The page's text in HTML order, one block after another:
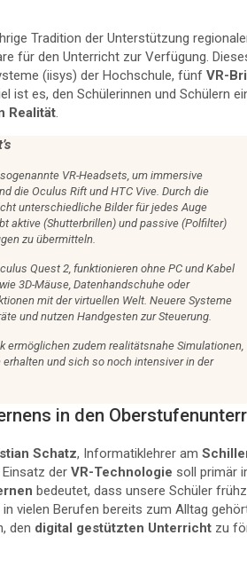
Tradition der Unterstützung
für den Unterricht zur Verfügung.
(iisys) der Hochschule, fünf VR-
ist es, den Schülerinnen und Schülern
Realität
VR-Headsets, um immersive
die Oculus Rift und HTC Vive. Durch die
unterschiedliche Bilder für jedes Auge
aktive (Shutterbrillen) und passive (Polfilter)
zu übermitteln.
Quest 2, funktionieren ohne PC und Kabel
3D-Mäuse, Datenhandschuhe oder
mit der virtuellen Welt. Neuere Systeme
und nutzen Handgesten zur Steuerung.
ermöglichen zudem realitätsnahe Simulationen,
und sich so noch intensiver in der
in den
Schatz, Informatiklehrer am
Einsatz der VR-Technologie soll primär
bedeutet, dass unsere Schüler
vielen Berufen bereits zum Alltag
den digital gestützten Unterricht zu